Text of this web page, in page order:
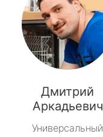
Дмитрий
Аркадьевич
Универсальный